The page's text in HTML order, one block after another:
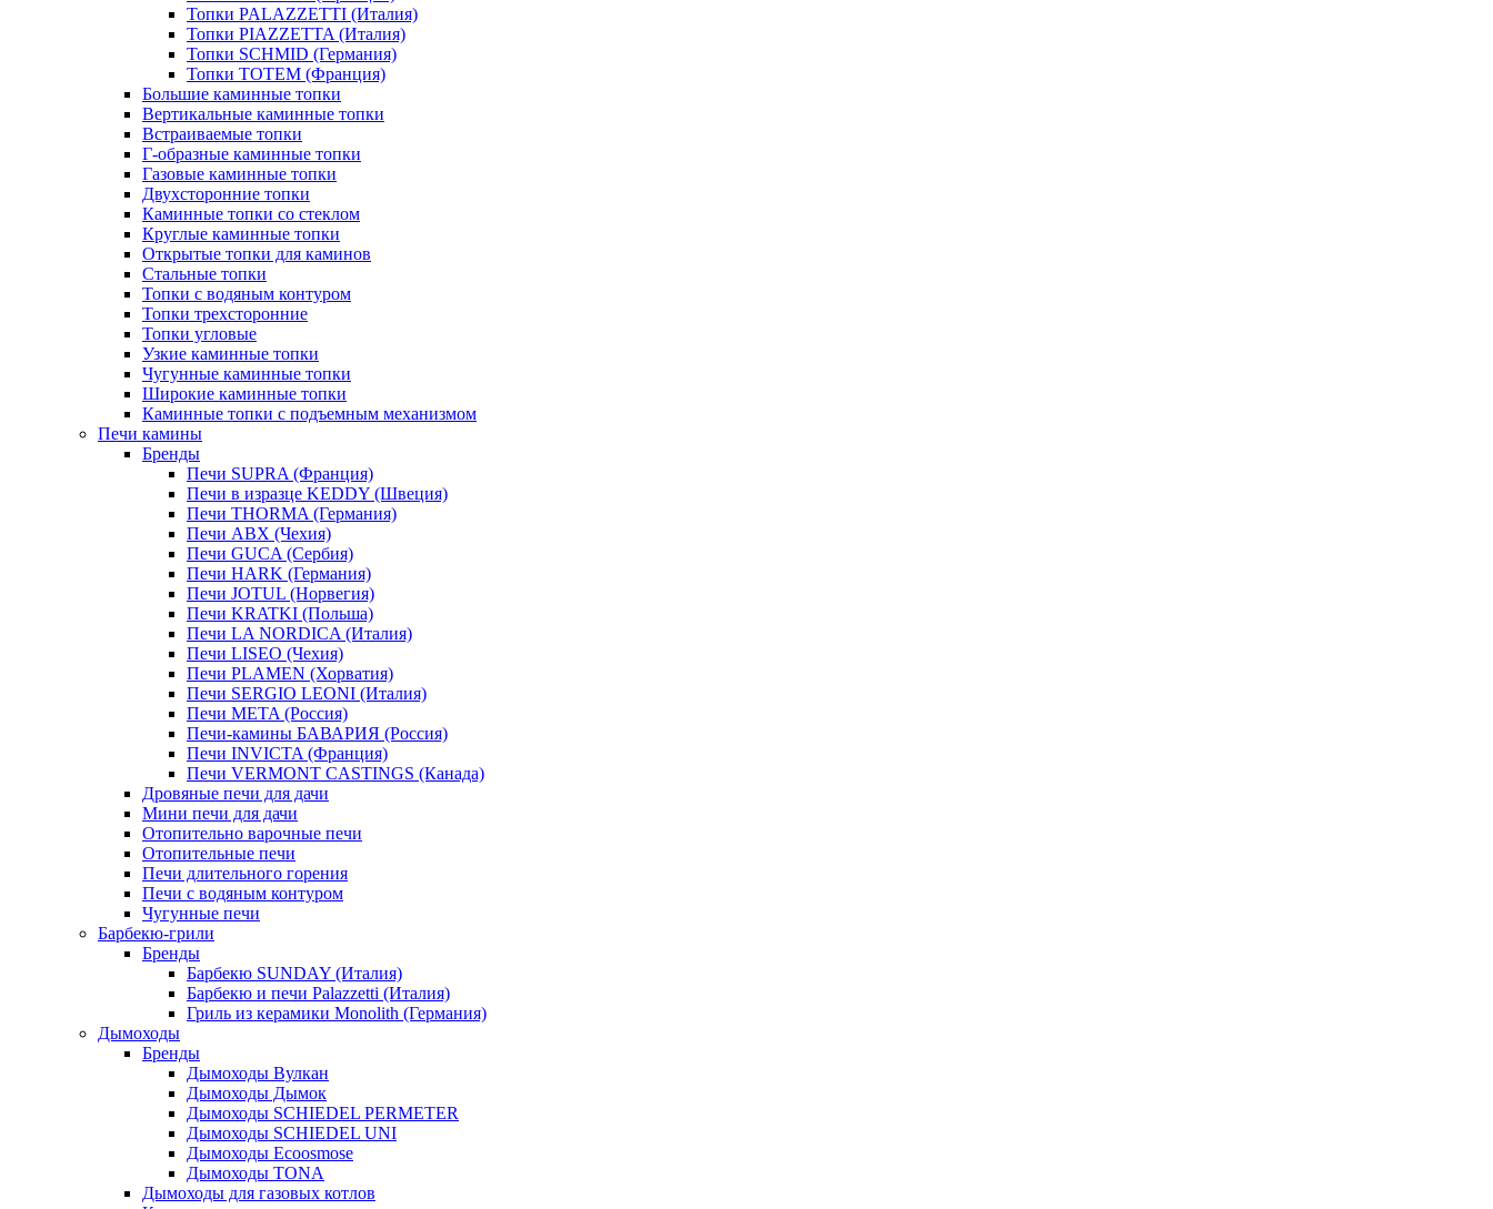
Топки PALAZZETTI (Италия)
Топки PIAZZETTA (Италия)
Топки SCHMID (Германия)
Топки TOTEM (Франция)
Большие каминные топки
Вертикальные каминные топки
Встраиваемые топки
Г-образные каминные топки
Газовые каминные топки
Двухсторонние топки
Каминные топки со стеклом
Круглые каминные топки
Открытые топки для каминов
Стальные топки
Топки с водяным контуром
Топки трехсторонние
Топки угловые
Узкие каминные топки
Чугунные каминные топки
Широкие каминные топки
Каминные топки с подъемным механизмом
Печи камины
Бренды
Печи SUPRA (Франция)
Печи в изразце KEDDY (Швеция)
Печи THORMA (Германия)
Печи ABX (Чехия)
Печи GUCA (Сербия)
Печи HARK (Германия)
Печи JOTUL (Норвегия)
Печи KRATKI (Польша)
Печи LA NORDICA (Италия)
Печи LISEO (Чехия)
Печи PLAMEN (Хорватия)
Печи SERGIO LEONI (Италия)
Печи META (Россия)
Печи-камины БАВАРИЯ (Россия)
Печи INVICTA (Франция)
Печи VERMONT CASTINGS (Канада)
Дровяные печи для дачи
Мини печи для дачи
Отопительно варочные печи
Отопительные печи
Печи длительного горения
Печи с водяным контуром
Чугунные печи
Барбекю-грили
Бренды
Барбекю SUNDAY (Италия)
Барбекю и печи Palazzetti (Италия)
Гриль из керамики Monolith (Германия)
Дымоходы
Бренды
Дымоходы Вулкан
Дымоходы Дымок
Дымоходы SCHIEDEL PERMETER
Дымоходы SCHIEDEL UNI
Дымоходы Ecoosmose
Дымоходы TONA
Дымоходы для газовых котлов